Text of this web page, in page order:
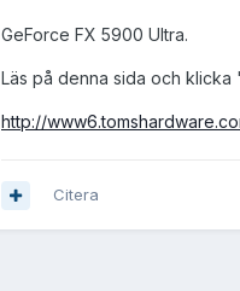
GeForce FX 5900 Ultra.
Läs på denna sida och
http://
Citera